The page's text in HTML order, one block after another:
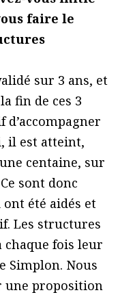
faire le
sur 3 ans, et
fin de ces 3
d’accompagner
il est atteint,
centaine, sur
sont donc
été aidés et
Les structures
chaque fois leur
Simplon. Nous
une proposition